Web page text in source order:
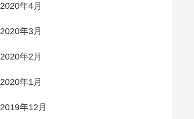
2020年4月
2020年3月
2020年2月
2020年1月
2019年12月